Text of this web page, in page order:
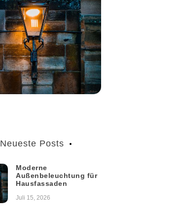
Neueste Posts
Moderne
Außenbeleuchtung für
Hausfassaden
Juli 15, 2026